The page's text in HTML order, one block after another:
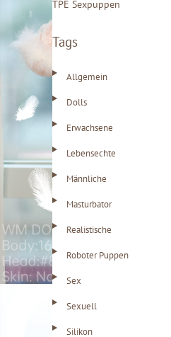
h
TPE Sexpuppen
Tags
Allgemein
Dolls
Erwachsene
Lebensechte
Männliche
Masturbator
Realistische
Roboter Puppen
Sex
Sexuell
Silikon